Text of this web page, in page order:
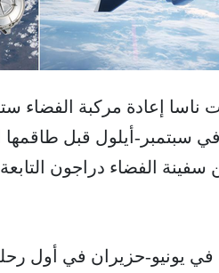
ناسا إعادة مركبة الفضاء
سبتمبر-أيلول قبل
سفينة الفضاء دراجون
يونيو-حزيران في أول رحلة